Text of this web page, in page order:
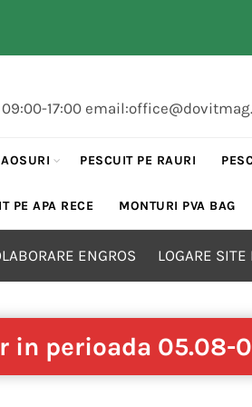
17:00
PESCUIT PE RAURI
PE APA RECE MONTURI PVA BAG
ENGROS LOGARE SITE
in perioada 05.08-